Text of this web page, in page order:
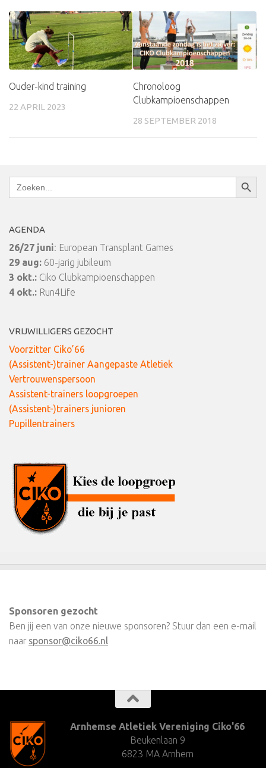
Ouder-kind training
22 APRIL 2023
Chronoloog
Clubkampioenschappen
28 SEPTEMBER 2018
Zoek
naar:
AGENDA
26/27 juni: European Transplant Games
29 aug: 60-jarig jubileum
3 okt.: Ciko Clubkampioenschappen
4 okt.: Run4Life
VRIJWILLIGERS GEZOCHT
Voorzitter Ciko’66
(Assistent-)trainer Aangepaste Atletiek
Vertrouwenspersoon
Assistent-trainers loopgroepen
(Assistent-)trainers junioren
Pupillentrainers
Sponsoren gezocht
Ben jij een van onze nieuwe sponsoren? Stuur dan een e-mail
naar sponsor@ciko66.nl
Arnhemse Atletiek Vereniging Ciko'66
Beukenlaan 9
6823 MA Arnhem